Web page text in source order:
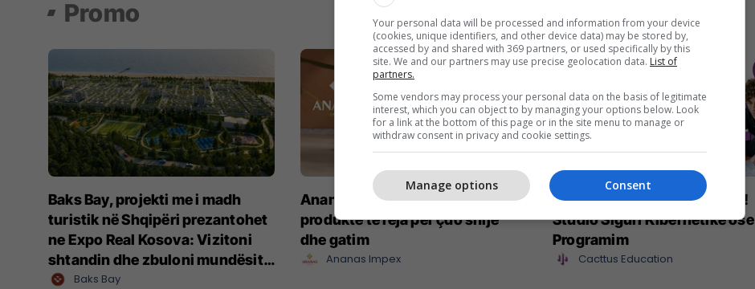
Promo
Baks Bay, projekti me i madh
turistik në Shqipëri prezantohet
ne Expo Real Kosova: Vizitoni
shtandin dhe zbuloni mundësitë
e investimit
Baks Bay
Ananas Impex sjell në treg
produkte të reja për çdo shije
dhe gatim
Ananas Impex
Maturant, puno nga shtëpia!
Studio Siguri Kibernetike ose
Programim
Cacttus Education
Your personal data will be processed and information from your device
(cookies, unique identifiers, and other device data) may be stored by,
accessed by and shared with 369 partners, or used specifically by this
site. We and our partners may use precise geolocation data. List of
partners.
Some vendors may process your personal data on the basis of legitimate
interest, which you can object to by managing your options below. Look
for a link at the bottom of this page or in the site menu to manage or
withdraw consent in privacy and cookie settings.
Consent
Manage options